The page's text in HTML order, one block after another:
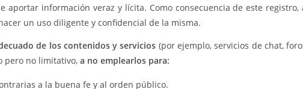
aportar información veraz y lícita. Como consecuencia de este
un uso diligente y confidencial de la misma.
de los contenidos y servicios (por ejemplo, servicios de chat,
pero no limitativo, a no emplearlos para:
a la buena fe y al orden público.